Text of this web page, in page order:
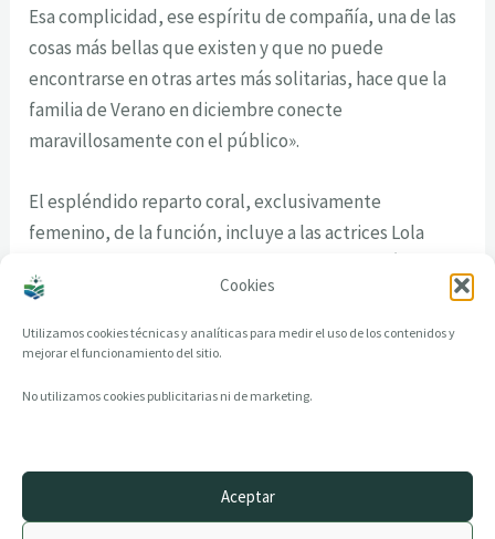
Cookies
Utilizamos cookies técnicas y analíticas para medir el uso de los contenidos y
mejorar el funcionamiento del sitio.
No utilizamos cookies publicitarias ni de marketing.
Aceptar
Esa complicidad, ese espíritu de compañía, una de las
cosas más bellas que existen y que no puede
encontrarse en otras artes más solitarias, hace que la
familia de Verano en diciembre conecte
maravillosamente con el público».
El espléndido reparto coral, exclusivamente
femenino, de la función, incluye a las actrices Lola
Almudena Mestre.